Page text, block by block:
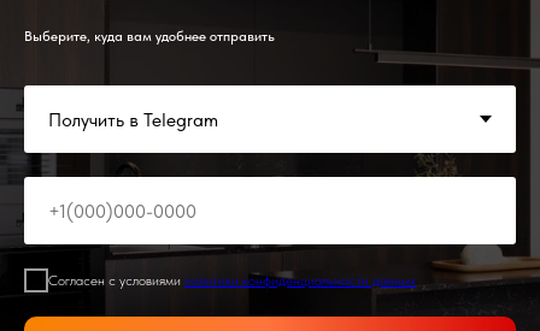
Выберите, куда вам удобнее отправить
Согласен с условиями политики конфиденциальности данных